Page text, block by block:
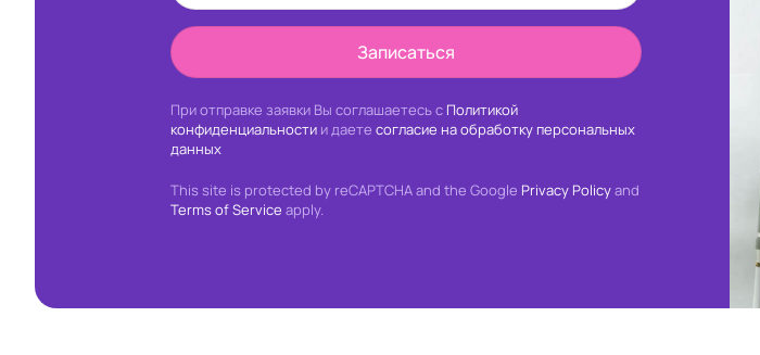
Записаться
При отправке заявки Вы соглашаетесь с Политикой
конфиденциальности и даете согласие на обработку персональных
данных
This site is protected by reCAPTCHA and the Google Privacy Policyand
Terms of Service apply.